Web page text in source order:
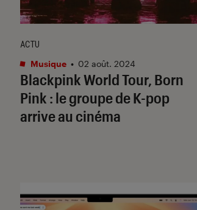
Blackpink World Tour, Born
Pink : le groupe de K-pop
arrive au cinéma
ACTU
Musique • 02 août. 2024